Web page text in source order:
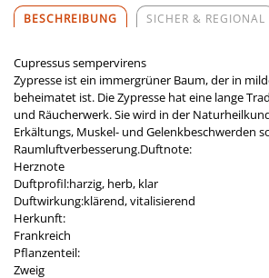
BESCHREIBUNG SICHER & REGIONAL
Cupressus sempervirens
Zypresse ist ein immergrüner Baum, der in
beheimatet ist. Die Zypresse hat eine lange
und Räucherwerk. Sie wird in der
Erkältungs, Muskel- und Gelenkbeschwerden
Raumluftverbesserung.Duftnote:
Herznote
Duftprofil:harzig, herb, klar
Duftwirkung:klärend, vitalisierend
Herkunft:
Frankreich
Pflanzenteil:
Zweig